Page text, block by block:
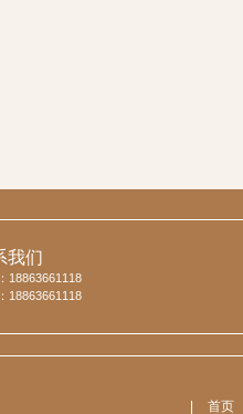
我们
18863661118
18863661118
| 首页